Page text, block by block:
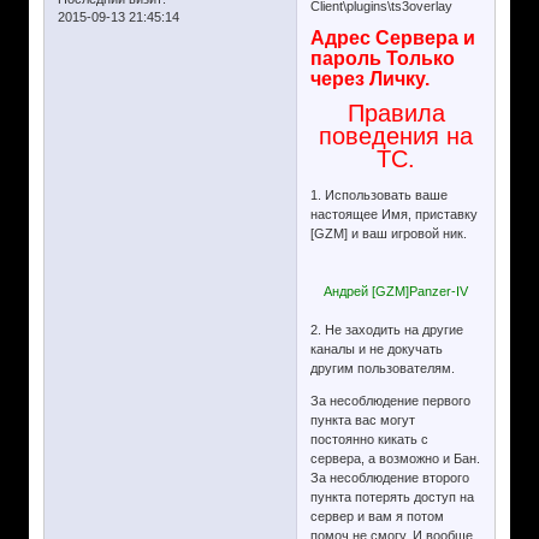
2015-09-13 21:45:14
Client\plugins\ts3overlay
Адрес Сервера и
пароль Только
через Личку.
Правила
поведения на
ТС.
1. Использовать ваше
настоящее Имя, приставку
[GZM] и ваш игровой ник.
Андрей [GZM]Panzer-IV
2. Не заходить на другие
каналы и не докучать
другим пользователям.
За несоблюдение первого
пункта вас могут
постоянно кикать с
сервера, а возможно и Бан.
За несоблюдение второго
пункта потерять доступ на
сервер и вам я потом
помоч не смогу. И вообще